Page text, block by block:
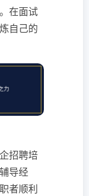
在面试
自己的
招聘培
导经
者顺利